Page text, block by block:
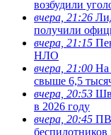
возбудили
вчера, 21:26
получили
вчера, 21:15
НЛО
вчера, 21:00 На
свыше 6,5
вчера, 20:53
в 2026 году
вчера, 20:45
беспилотников